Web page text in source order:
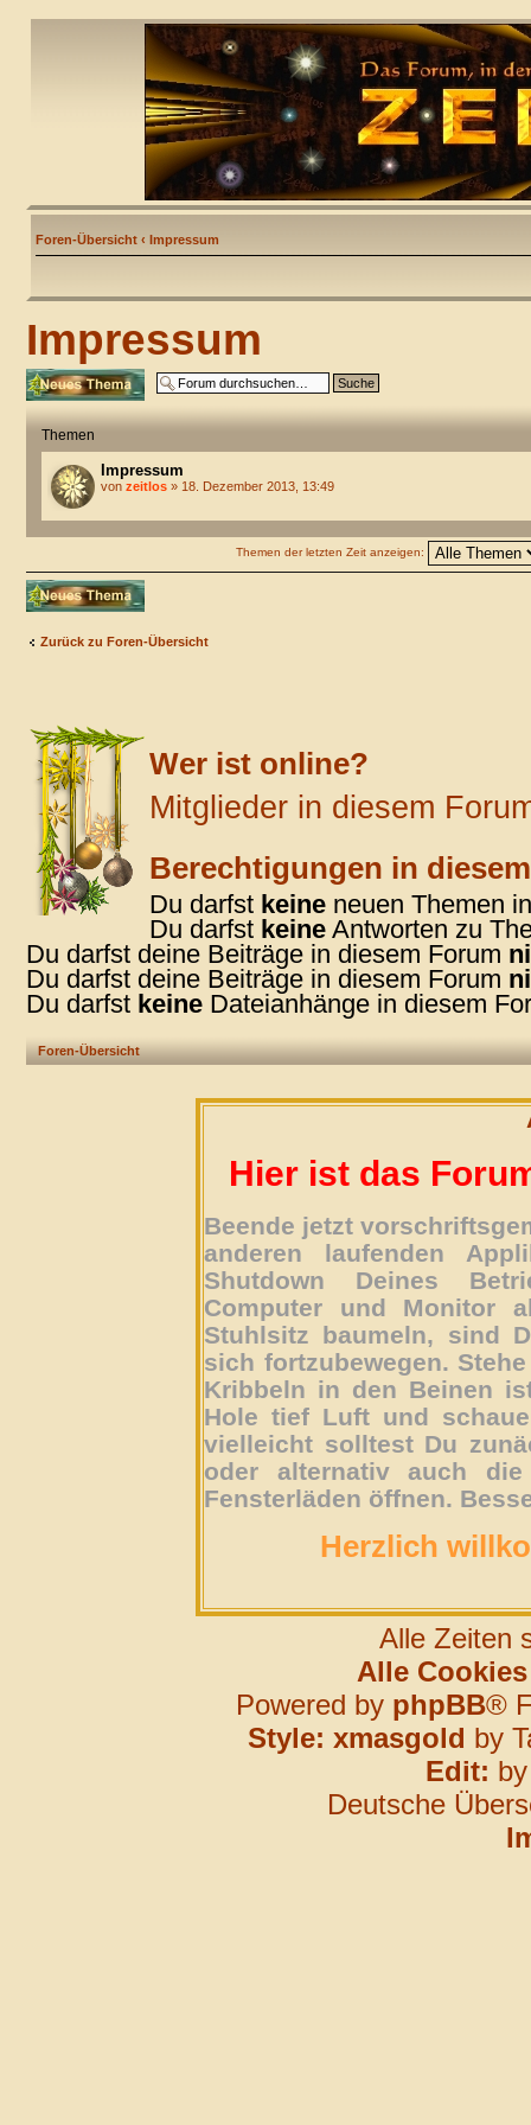
Foren-Übersicht ‹ Impressum
Impressum
Neues Thema
erstellen
Themen
Impressum
von zeitlos » 18. Dezember 2013, 13:49
Themen der letzten Zeit anzeigen:
Neues Thema
erstellen
Zurück zu Foren-Übersicht
Wer ist online?
Mitglieder in diesem
Berechtigungen in
Du darfst keine neuen Themen
Du darfst keine Antworten zu
Du darfst deine Beiträge in diesem Forum
Du darfst deine Beiträge in diesem Forum
Du darfst keine Dateianhänge in diesem
Foren-Übersicht
Hier ist das
Beende jetzt
anderen laufenden
Shutdown Deines
Computer und Monitor
Stuhlsitz baumeln, sind
sich fortzubewegen.
Kribbeln in den Beinen
Hole tief Luft und
vielleicht solltest Du
oder alternativ auch
Fensterläden öffnen.
Herzlich
Alle Zeiten
Alle
Powered by phpBB®
Style: xmasgold by
Edit:
Deutsche